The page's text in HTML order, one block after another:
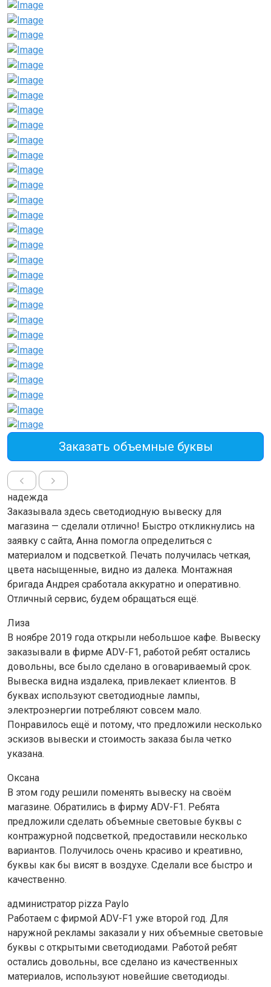
Заказать объемные буквы
надежда
Заказывала здесь светодиодную вывеску для
магазина — сделали отлично! Быстро откликнулись на
заявку с сайта, Анна помогла определиться с
материалом и подсветкой. Печать получилась четкая,
цвета насыщенные, видно из далека. Монтажная
бригада Андрея сработала аккуратно и оперативно.
Отличный сервис, будем обращаться ещё.
Лиза
В ноябре 2019 года открыли небольшое кафе. Вывеску
заказывали в фирме ADV-F1, работой ребят остались
довольны, все было сделано в оговариваемый срок.
Вывеска видна издалека, привлекает клиентов. В
буквах используют светодиодные лампы,
электроэнергии потребляют совсем мало.
Понравилось ещё и потому, что предложили несколько
эскизов вывески и стоимость заказа была четко
указана.
Оксана
В этом году решили поменять вывеску на своём
магазине. Обратились в фирму ADV-F1. Ребята
предложили сделать объемные световые буквы с
контражурной подсветкой, предоставили несколько
вариантов. Получилось очень красиво и креативно,
буквы как бы висят в воздухе. Сделали все быстро и
качественно.
администратор pizza Paylo
Работаем с фирмой ADV-F1 уже второй год. Для
наружной рекламы заказали у них объемные световые
буквы с открытыми светодиодами. Работой ребят
остались довольны, все сделано из качественных
материалов, используют новейшие светодиоды.